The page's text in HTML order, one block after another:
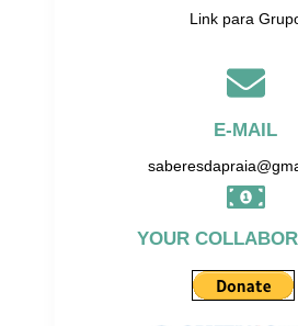
Link para
E-MAIL
YOUR